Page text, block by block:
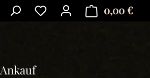
0,00 €
Ankauf